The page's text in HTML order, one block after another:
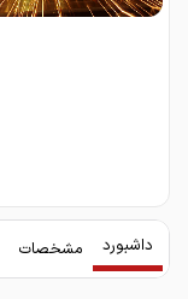
داشبورد مشخصات